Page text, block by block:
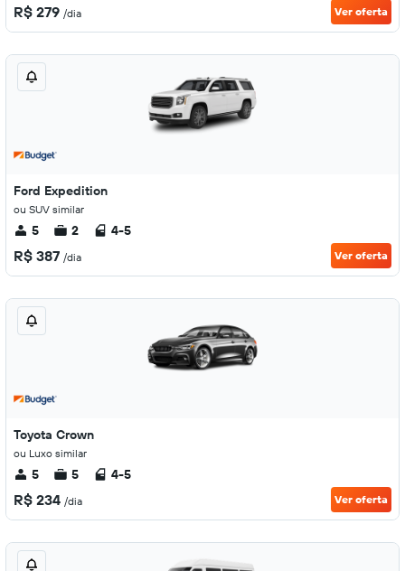
R$ 279 /dia Ver oferta
Ford Expedition
ou SUV similar
5 2 4-5
R$ 387 /dia Ver oferta
Toyota Crown
ou Luxo similar
5 5 4-5
R$ 234 /dia Ver oferta